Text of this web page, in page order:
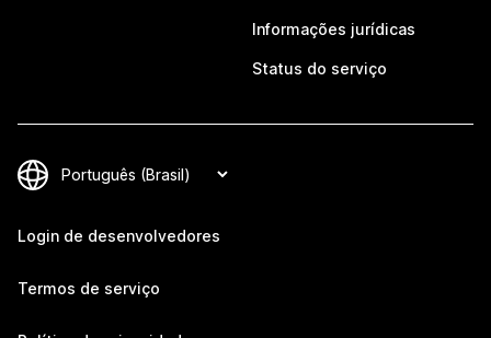
Informações jurídicas
Status do serviço
Login de desenvolvedores
Termos de serviço